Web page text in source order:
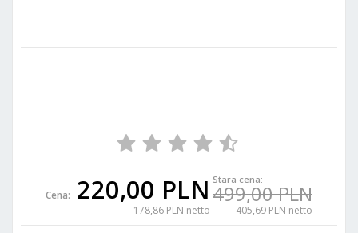
Cena: 220,00 PLN
178,86 PLN netto
Stara cena:
499,00 PLN
405,69 PLN netto